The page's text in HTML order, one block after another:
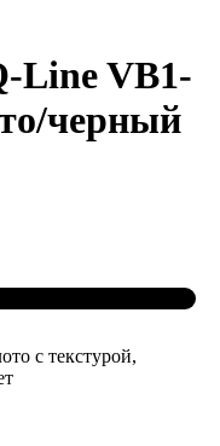
Line VB1-
черный
с текстурой,